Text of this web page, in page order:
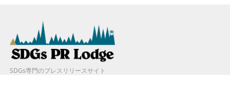
SDGs専門のプレスリリースサイト